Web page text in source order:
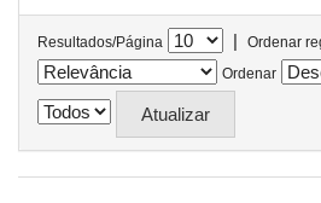
Resultados/Página |
Ordenar
Ordenar